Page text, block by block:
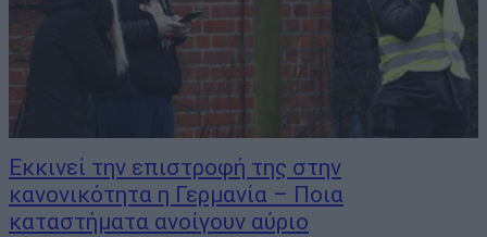
Εκκινεί την επιστροφή της στην
κανονικότητα η Γερμανία – Ποια
καταστήματα ανοίγουν αύριο